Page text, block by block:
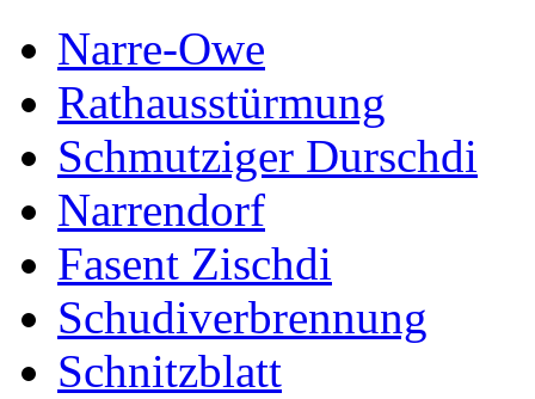
Narre-Owe
Rathausstürmung
Schmutziger Durschdi
Narrendorf
Fasent Zischdi
Schudiverbrennung
Schnitzblatt